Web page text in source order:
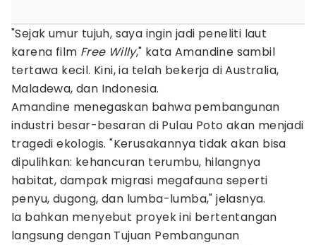
"Sejak umur tujuh, saya ingin jadi peneliti laut
karena film Free Willy," kata Amandine sambil
tertawa kecil. Kini, ia telah bekerja di Australia,
Maladewa, dan Indonesia.
Amandine menegaskan bahwa pembangunan
industri besar-besaran di Pulau Poto akan menjadi
tragedi ekologis. "Kerusakannya tidak akan bisa
dipulihkan: kehancuran terumbu, hilangnya
habitat, dampak migrasi megafauna seperti
penyu, dugong, dan lumba-lumba," jelasnya.
Ia bahkan menyebut proyek ini bertentangan
langsung dengan Tujuan Pembangunan